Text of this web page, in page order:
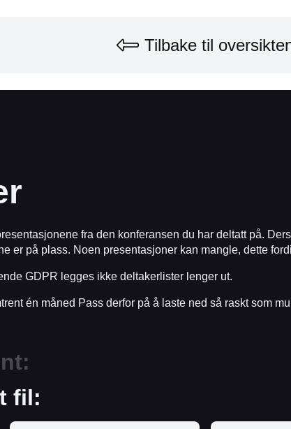
Tilbake til
fra den konferansen du har deltatt på.
er på plass. Noen presentasjoner kan mangle, dette
GDPR legges ikke deltakerlister lenger ut.
én måned Pass derfor på å laste ned så raskt som
fil: